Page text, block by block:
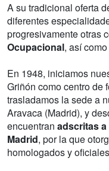
A su tradicional oferta
diferentes
progresivamente otras
Ocupacional, así
En 1948, iniciamos
Griñón como centro de
trasladamos la sede a
Aravaca (Madrid), y
encuentran adscritas
Madrid, por la que
homologados y